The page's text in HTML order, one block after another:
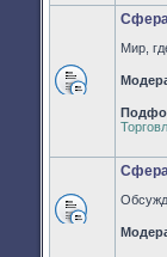
Мир,
Нет